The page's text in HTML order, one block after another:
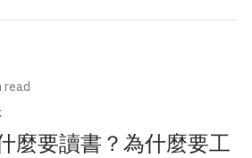
read
麼要讀書？為什麼要工